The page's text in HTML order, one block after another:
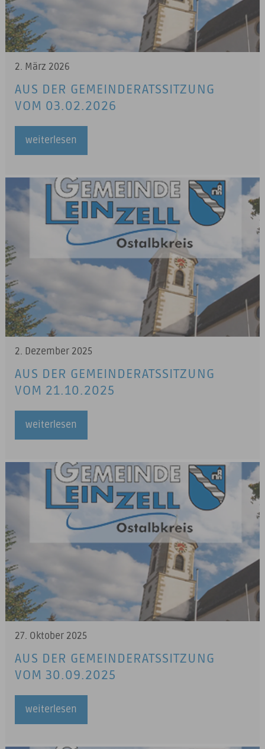
2. März 2026
AUS DER GEMEINDERATSSITZUNG
VOM 03.02.2026
weiterlesen
2. Dezember 2025
AUS DER GEMEINDERATSSITZUNG
VOM 21.10.2025
weiterlesen
27. Oktober 2025
AUS DER GEMEINDERATSSITZUNG
VOM 30.09.2025
weiterlesen